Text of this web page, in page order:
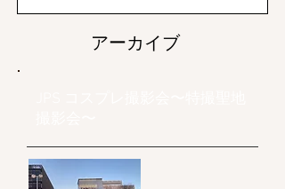
アーカイブ